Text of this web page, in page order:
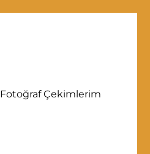
Fotoğraf Çekimlerim